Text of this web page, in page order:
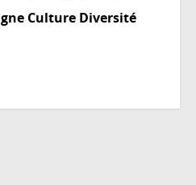
Culture Diversité